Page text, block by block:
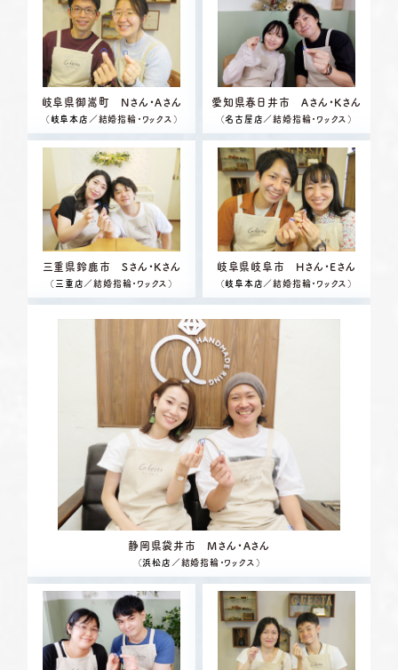
岐阜県御嵩町 Nさん・Aさん
（岐阜本店 ／結婚指輪・ワックス）
愛知県春日井市 Aさん・Kさん
（名古屋店 ／結婚指輪・ワックス）
三重県鈴鹿市 Sさん・Kさん
（ 三重店 ／結婚指輪・ワックス）
岐阜県岐阜市 Hさん・Eさん
（岐阜本店 ／結婚指輪・ワックス）
静岡県袋井市 Mさん・Aさん
（浜松店 ／結婚指輪・ワックス）